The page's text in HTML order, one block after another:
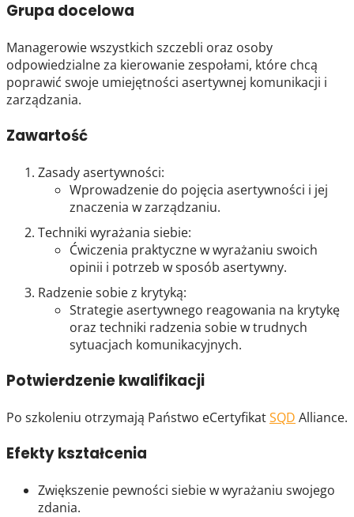
Grupa docelowa
Managerowie wszystkich szczebli oraz osoby
odpowiedzialne za kierowanie zespołami, które chcą
poprawić swoje umiejętności asertywnej komunikacji i
zarządzania.
Zawartość
Zasady asertywności:
Wprowadzenie do pojęcia asertywności i jej
znaczenia w zarządzaniu.
Techniki wyrażania siebie:
Ćwiczenia praktyczne w wyrażaniu swoich
opinii i potrzeb w sposób asertywny.
Radzenie sobie z krytyką:
Strategie asertywnego reagowania na krytykę
oraz techniki radzenia sobie w trudnych
sytuacjach komunikacyjnych.
Potwierdzenie kwalifikacji
Po szkoleniu otrzymają Państwo eCertyfikatSQD Alliance.
Efekty kształcenia
Zwiększenie pewności siebie w wyrażaniu swojego
zdania.